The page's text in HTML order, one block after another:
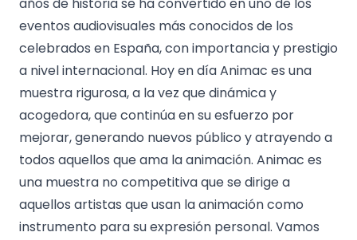
años de historia se ha convertido en uno de los
eventos audiovisuales más conocidos de los
celebrados en España, con importancia y prestigio
a nivel internacional. Hoy en día Animac es una
muestra rigurosa, a la vez que dinámica y
acogedora, que continúa en su esfuerzo por
mejorar, generando nuevos público y atrayendo a
todos aquellos que ama la animación. Animac es
una muestra no competitiva que se dirige a
aquellos artistas que usan la animación como
instrumento para su expresión personal. Vamos